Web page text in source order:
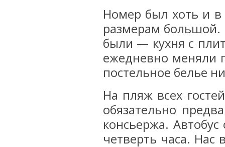
Номер был хоть и
размерам большой.
были — кухня с
ежедневно меняли
постельное белье
На пляж всех
обязательно
консьержа.
четверть часа.